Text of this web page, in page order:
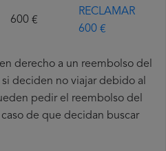
€
RECLAMAR
600 €
derecho a un reembolso del
deciden no viajar debido al
pedir el reembolso del
de que decidan buscar